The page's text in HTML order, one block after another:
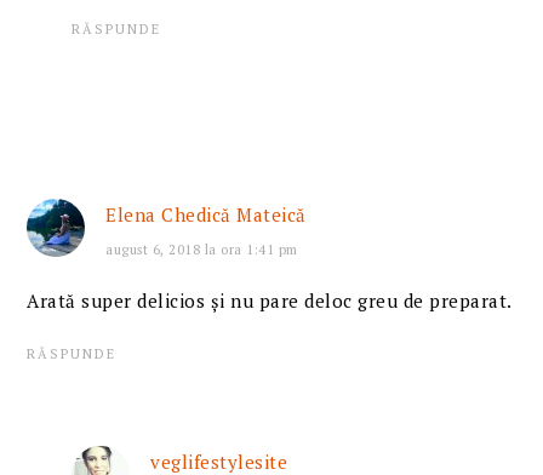
RĂSPUNDE
Elena Chedică Mateică
august 6, 2018 la ora 1:41 pm
Arată super delicios și nu pare deloc greu de preparat.
RĂSPUNDE
veglifestylesite